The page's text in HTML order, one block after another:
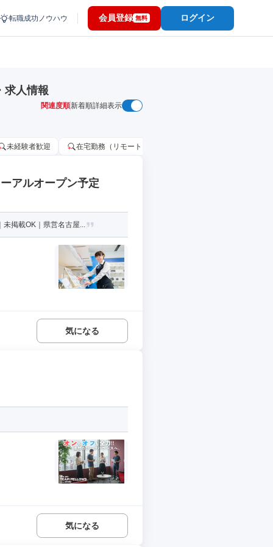
転職成功ノウハウ 会員登録 無料 ログイン
求人情報
関連度順新着順詳細表示
未経験者歓迎 在宅勤務（リモートワーク）OK
アルオープン予定
掲載OK｜県営名古屋...
気になる
気になる